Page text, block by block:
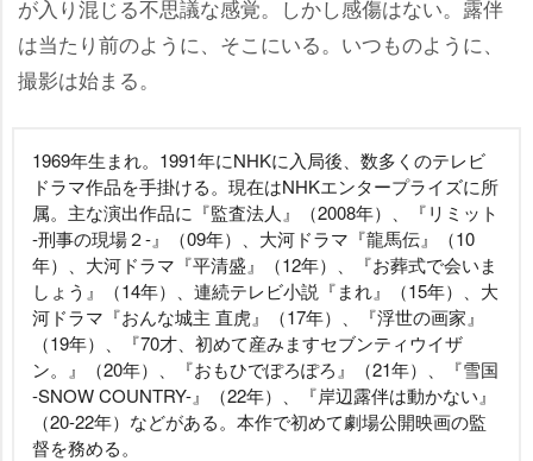
が入り混じる不思議な感覚。しかし感傷はない。露伴
は当たり前のように、そこにいる。いつものように、
撮影は始まる。
1969年生まれ。1991年にNHKに入局後、数多くのテレビ
ドラマ作品を手掛ける。現在はNHKエンタープライズに所
属。主な演出作品に『監査法人』（2008年）、『リミット
-刑事の現場２-』（09年）、大河ドラマ『龍馬伝』（10
年）、大河ドラマ『平清盛』（12年）、『お葬式で会いま
しょう』（14年）、連続テレビ小説『まれ』（15年）、大
河ドラマ『おんな城主 直虎』（17年）、『浮世の画家』
（19年）、『70才、初めて産みますセブンティウイザ
ン。』（20年）、『おもひでぽろぽろ』（21年）、『雪国
-SNOW COUNTRY-』（22年）、『岸辺露伴は動かない』
（20-22年）などがある。本作で初めて劇場公開映画の監
督を務める。